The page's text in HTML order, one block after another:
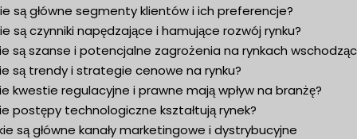
są główne segmenty klientów i ich preferencje?
są czynniki napędzające i hamujące rozwój rynku?
są szanse i potencjalne zagrożenia na rynkach
są trendy i strategie cenowe na rynku?
kwestie regulacyjne i prawne mają wpływ na branżę?
postępy technologiczne kształtują rynek?
są główne kanały marketingowe i dystrybucyjne